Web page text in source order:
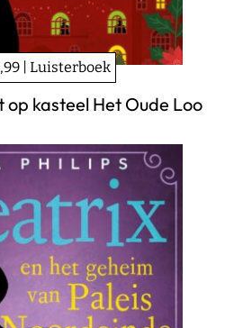
| Luisterboek
op kasteel Het Oude Loo